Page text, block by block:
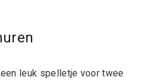
leuk spelletje voor twee